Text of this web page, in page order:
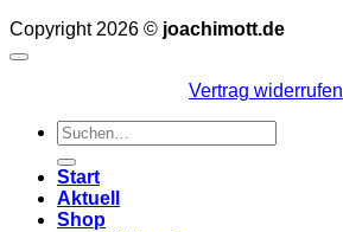
Copyright 2026 © joachimott.de
Vertrag widerrufen
Suchen
nach:
Start
Aktuell
Shop